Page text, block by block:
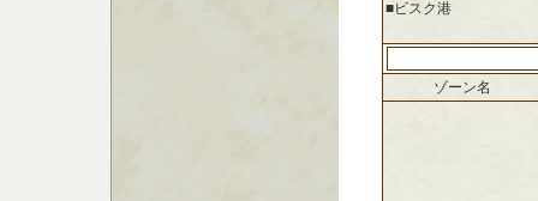
■ビスク港
ゾーン名